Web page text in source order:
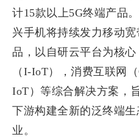
计15款以上5G终端产品
兴手机将持续发力移动
品，以自研云平台为核
（I-IoT），消费互联网
IoT）等综合解决方案，
下游构建全新的泛终端
业。